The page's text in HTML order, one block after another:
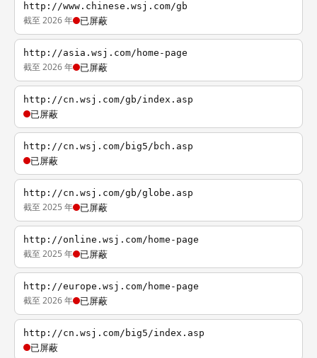
http://www.chinese.wsj.com/gb
截至 2026 年 已屏蔽
http://asia.wsj.com/home-page
截至 2026 年 已屏蔽
http://cn.wsj.com/gb/index.asp
已屏蔽
http://cn.wsj.com/big5/bch.asp
已屏蔽
http://cn.wsj.com/gb/globe.asp
截至 2025 年 已屏蔽
http://online.wsj.com/home-page
截至 2025 年 已屏蔽
http://europe.wsj.com/home-page
截至 2026 年 已屏蔽
http://cn.wsj.com/big5/index.asp
已屏蔽